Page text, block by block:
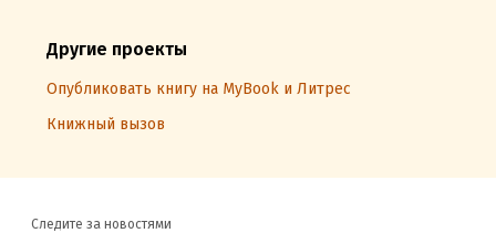
Другие проекты
Опубликовать книгу на MyBook и Литрес
Книжный вызов
Следите за новостями